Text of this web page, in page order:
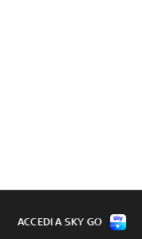
ACCEDI A SKY GO